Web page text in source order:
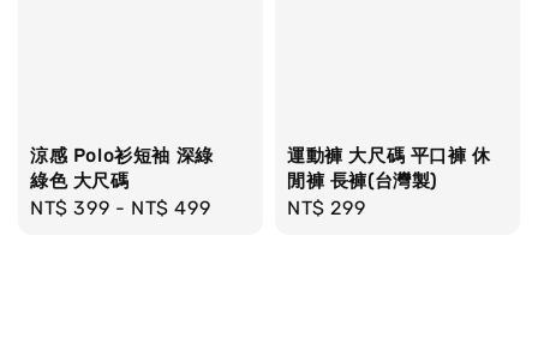
涼感 Polo衫短袖 深綠
綠色 大尺碼
Regular
NT$ 399 - NT$ 499
運動褲 大尺碼 平口褲 休
閒褲 長褲(台灣製)
Regular
NT$ 299